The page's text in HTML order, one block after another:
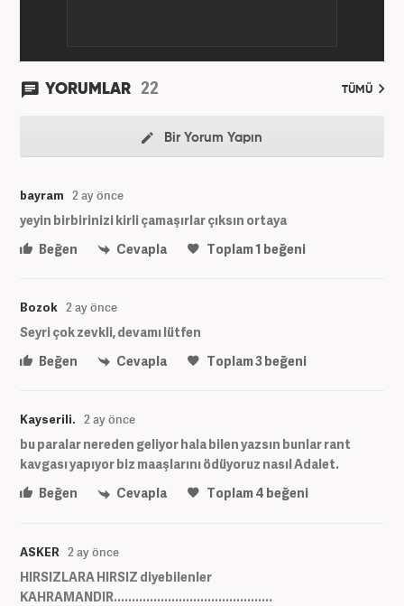
YORUMLAR 22 TÜMÜ
Bir Yorum Yapın
bayram 2 ay önce
yeyin birbirinizi kirli çamaşırlar çıksın ortaya
Beğen
Cevapla Toplam1 beğeni
Bozok 2 ay önce
Seyri çok zevkli, devamı lütfen
Beğen
Cevapla Toplam3beğeni
Kayserili. 2 ay önce
bu paralar nereden geliyor hala bilen yazsın bunlar rant
kavgası yapıyor biz maaşlarını ödüyoruz nasıl Adalet.
Beğen
Cevapla Toplam4 beğeni
ASKER 2 ay önce
HIRSIZLARA HIRSIZ diyebilenler
KAHRAMANDIR............................................